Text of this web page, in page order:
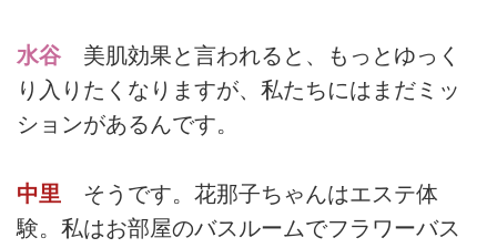
水谷 美肌効果と言われると、もっとゆっく
り入りたくなりますが、私たちにはまだミッ
ションがあるんです。
中里 そうです。花那子ちゃんはエステ体
験。私はお部屋のバスルームでフラワーバス